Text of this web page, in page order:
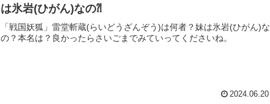
は氷岩(ひがん)なの⁈
「戦国妖狐」雷堂斬蔵(らいどうざんぞう)は何者？妹は氷岩(ひがん)な
の？本名は？良かったらさいごまでみていってくださいね。
2024.06.20